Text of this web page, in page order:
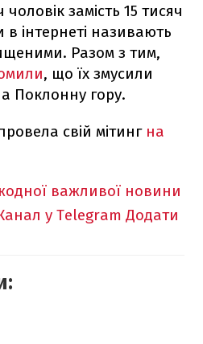
замість 15 тисяч
інтернеті називають
Разом з тим,
, що їх змусили
Поклонну гору.
свій мітинг на
важливої новини
у Telegram Додати